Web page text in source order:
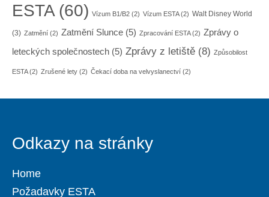
ESTA(60) Vízum B1/B2 (2) Vízum ESTA(2) Walt Disney World
(3) Zatmění (2) Zatmění Slunce (5) Zpracování ESTA(2) Zprávy o
leteckých společnostech (5) Zprávy z letiště (8) Způsobilost
ESTA(2) Zrušené lety (2) Čekací doba na velvyslanectví (2)
Odkazy na stránky
Home
Požadavky ESTA